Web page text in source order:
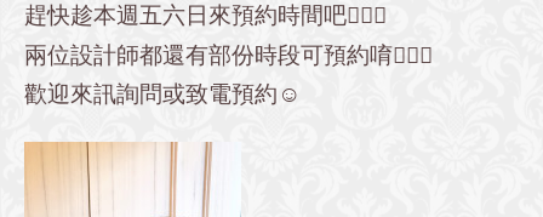
趕快趁本週五六日來預約時間吧💇🏻‍♀️
兩位設計師都還有部份時段可預約唷🙆🏻‍♀️
歡迎來訊詢問或致電預約☺️